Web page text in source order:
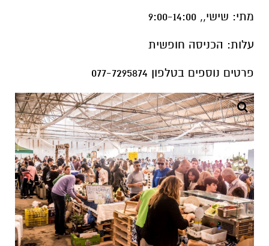
מתי: שישי,, 9:00-14:00
עלות: הכניסה חופשית
פרטים נוספים בטלפון 077-7295874